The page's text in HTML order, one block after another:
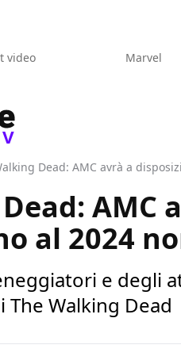
video Marvel
Dead: AMC avrà a
AMC
al 2024
e degli
Walking Dead